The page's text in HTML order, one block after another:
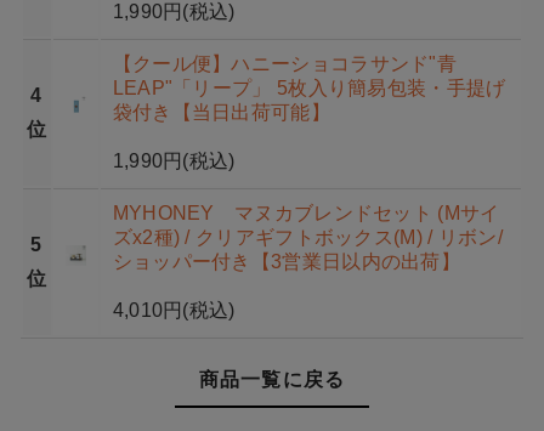
1,990円 (税込)
4
位
【クール便】ハニーショコラサンド"青
LEAP"「リープ」 5枚入り簡易包装・手提げ
袋付き【当日出荷可能】
1,990円 (税込)
5
位
MYHONEY マヌカブレンドセット (Mサイ
ズx2種) / クリアギフトボックス(M) / リボン/
ショッパー付き【3営業日以内の出荷】
4,010円 (税込)
商品一覧に戻る